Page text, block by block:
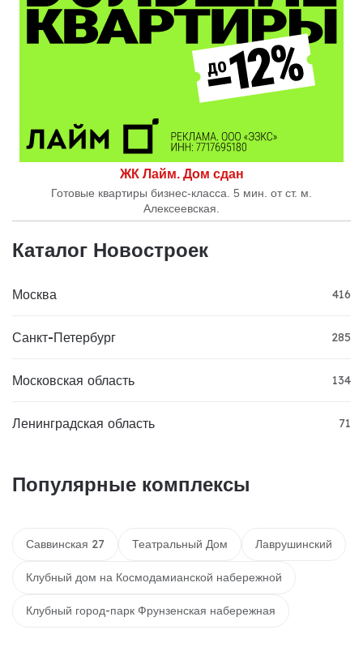
ЖК Лайм. Дом сдан
Готовые квартиры бизнес-класса. 5 мин. от ст. м.
Алексеевская.
Каталог Новостроек
Москва 416
Санкт-Петербург 285
Московская область 134
Ленинградская область 71
Популярные комплексы
Саввинская 27 Театральный Дом Лаврушинский
Клубный дом на Космодамианской набережной
Клубный город-парк Фрунзенская набережная